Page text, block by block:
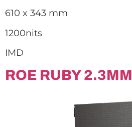
610 x 343 mm
1200nits
IMD
ROE RUBY 2.3MM